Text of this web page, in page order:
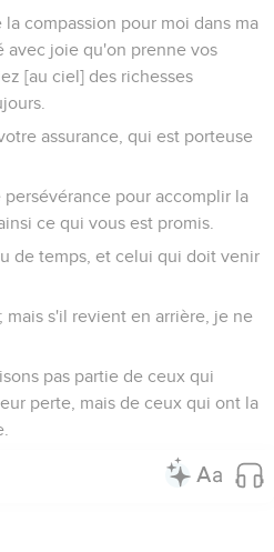
compassion pour moi dans ma
avec joie qu'on prenne vos
[au ciel] des richesses
assurance, qui est porteuse
pour accomplir la
ce qui vous est promis.
de temps, et celui qui doit venir
mais s'il revient en arrière, je ne
pas partie de ceux qui
perte, mais de ceux qui ont la